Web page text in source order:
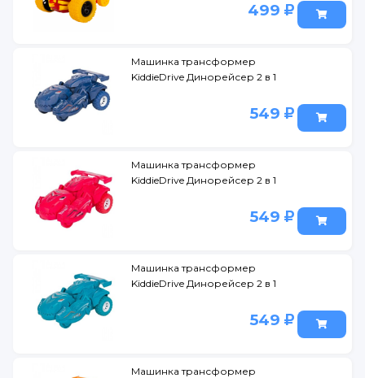
499
Машинка трансформер
KiddieDrive Динорейсер 2 в 1
549
Машинка трансформер
KiddieDrive Динорейсер 2 в 1
549
Машинка трансформер
KiddieDrive Динорейсер 2 в 1
549
Машинка трансформер